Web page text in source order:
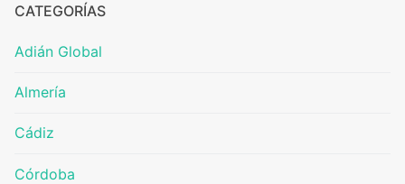
CATEGORÍAS
Adián Global
Almería
Cádiz
Córdoba